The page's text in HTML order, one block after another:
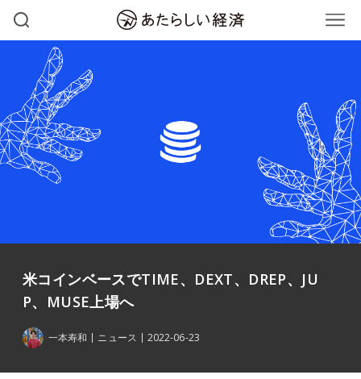
米コインベースでTIME、DEXT、DREP、JU
P、MUSE上場へ
一本寿和 ニュース 2022-06-23